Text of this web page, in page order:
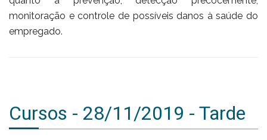
monitoração e controle de possíveis danos à saúde do
empregado.
Cursos - 28/11/2019 - Tarde